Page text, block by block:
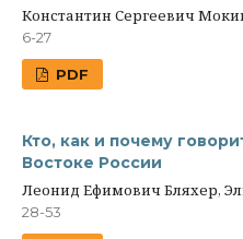
Константин Сергеевич
6-27
PDF
Кто, как и почему
Востоке России
Леонид Ефимович Бляхер,
28-53